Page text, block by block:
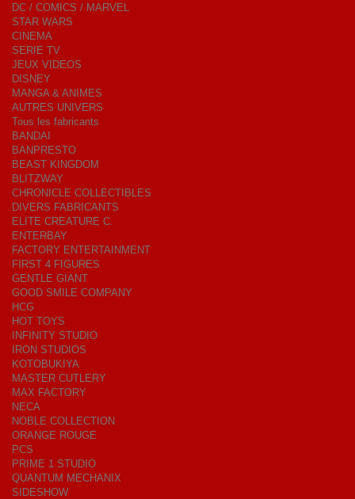
DC / COMICS / MARVEL
STAR WARS
CINEMA
SERIE TV
JEUX VIDEOS
DISNEY
MANGA & ANIMES
AUTRES UNIVERS
Tous les fabricants
BANDAI
BANPRESTO
BEAST KINGDOM
BLITZWAY
CHRONICLE COLLECTIBLES
DIVERS FABRICANTS
ELITE CREATURE C.
ENTERBAY
FACTORY ENTERTAINMENT
FIRST 4 FIGURES
GENTLE GIANT
GOOD SMILE COMPANY
HCG
HOT TOYS
INFINITY STUDIO
IRON STUDIOS
KOTOBUKIYA
MASTER CUTLERY
MAX FACTORY
NECA
NOBLE COLLECTION
ORANGE ROUGE
PCS
PRIME 1 STUDIO
QUANTUM MECHANIX
SIDESHOW